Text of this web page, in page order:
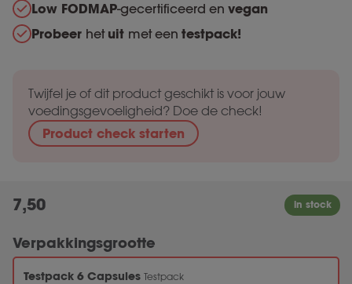
Low FODMAP-gecertificeerd en vegan
Probeer het uit met een testpack!
Twijfel je of dit product geschikt is voor jouw
voedingsgevoeligheid? Doe de check!
Product check starten
Verpakkingsgrootte
Testpack 6 Capsules Testpack
7,50